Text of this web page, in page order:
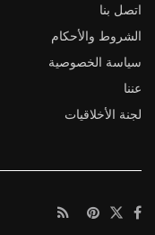
اتصل بنا
الشروط والأحكام
سياسة الخصوصية
عننا
لجنة الأخلاقيات